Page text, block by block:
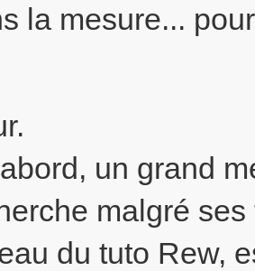
la mesure...
un grand
malgré
du tuto Rew,